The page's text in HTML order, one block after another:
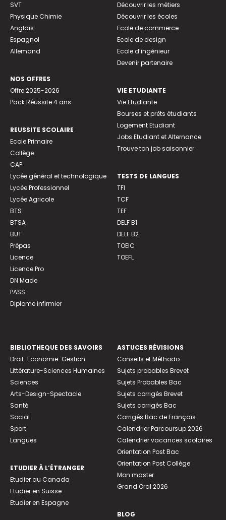
SVT
Physique Chimie
Anglais
Espagnol
Allemand
NOS OFFRES
Offre 2025-2026
Pack Réussite 4 ans
REUSSITE SCOLAIRE
Ecole Primaire
Collège
CAP
Lycée général et technologique
Lycée Professionnel
Lycée Agricole
BTS
BTSA
BUT
Prépas
Licence
Licence Pro
DN Made
PASS
Diplome infirmier
Découvrir les métiers
Découvrir les écoles
Ecole de commerce
Ecole de design
Ecole d’ingénieur
Devenir partenaire
VIE ETUDIANTE
Vie Etudiante
Bourses et prêts étudiants
Logement Etudiant
Jobs Etudiant et Alternance
Trouve ton job saisonnier
TESTS DE LANGUES
TFI
TCF
TEF
DELF B1
DELF B2
TOEIC
TOEFL
BIBLIOTHEQUE DES SAVOIRS
Droit-Economie-Gestion
Littérature-Sciences Humaines
Sciences
Arts-Design-Spectacle
Santé
Social
Sport
Langues
ETUDIER À L’ÉTRANGER
Etudier au Canada
Etudier en Suisse
Etudier en Espagne
ASTUCES RÉVISIONS
Conseils et Méthodo
Sujets probables Brevet
Sujets Probables Bac
Sujets corrigés Brevet
Sujets corrigés Bac
Corrigés Bac de Français
Calendrier Parcoursup 2026
Calendrier vacances scolaires
Orientation Post Bac
Orientation Post Collège
Mon master
Grand Oral 2026
BLOG